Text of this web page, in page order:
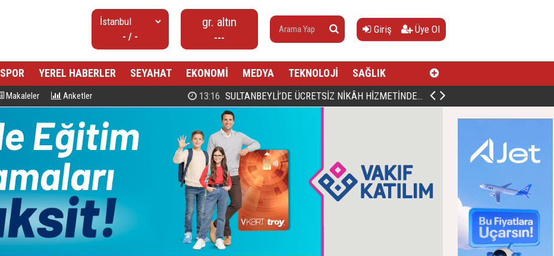
- / -
gr. altın
---
Giriş Üye Ol
SPOR YEREL HABERLER SEYAHAT EKONOMİ MEDYA TEKNOLOJİ SAĞLIK
Makaleler Anketler 00:27 PROF. DR. MAHMUD ESAD COŞAN, DOĞUMUNUN HİCRÎ 91. YILINDA ELAZIĞ'DA YÂD EDİLECEK